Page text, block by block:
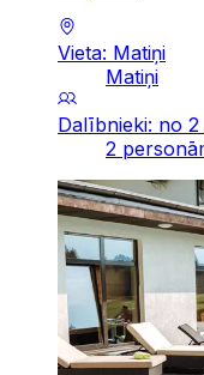
Vieta: Matiņi
Matiņi
Dalībnieki: no
2